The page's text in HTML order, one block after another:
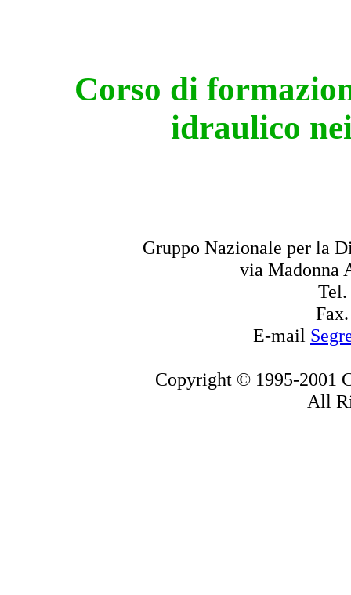
Corso di
idraulico
Gruppo Nazionale per la
via Madonna
Tel.
E-mail
Copyright © 1995-2001
All